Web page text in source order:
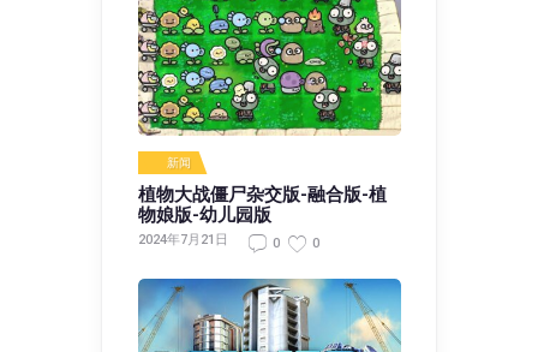
新闻
植物大战僵尸杂交版-融合版-植
物娘版-幼儿园版
2024年7月21日 0 0